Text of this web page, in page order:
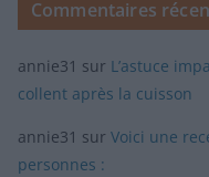
Commentaires
annie31 sur L’astuce
collent après la cuisson
annie31 sur Voici une
personnes :